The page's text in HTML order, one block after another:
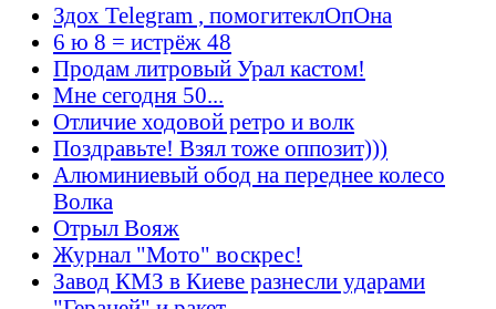
Здох Telegram , помогитеклОпОна
6 ю 8 = истрёж 48
Продам литровый Урал кастом!
Мне сегодня 50...
Отличие ходовой ретро и волк
Поздравьте! Взял тоже оппозит)))
Алюминиевый обод на переднее колесо
Волка
Отрыл Вояж
Журнал "Мото" воскрес!
Завод КМЗ в Киеве разнесли ударами